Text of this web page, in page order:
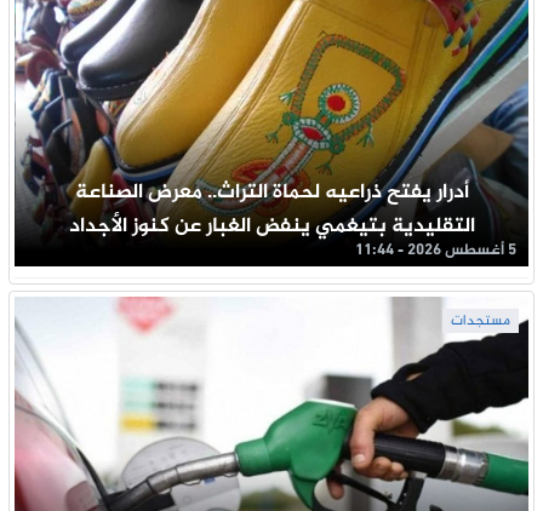
أدرار يفتح ذراعيه لحماة التراث.. معرض الصناعة
التقليدية بتيغمي ينفض الغبار عن كنوز الأجداد
5 أغسطس 2026 - 11:44
مستجدات